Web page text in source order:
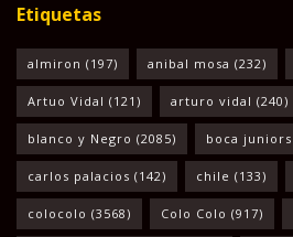
Etiquetas
almiron (197) anibal mosa (232)
Artuo Vidal (121) arturo vidal (240)
blanco y Negro (2085) boca juniors
carlos palacios (142) chile (133)
colocolo (3568) Colo Colo (917)